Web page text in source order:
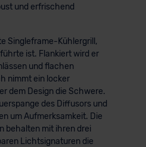
und erfrischend
Singleframe-Kühlergrill,
ist. Flankiert wird er
und flachen
nimmt ein locker
dem Design die Schwere.
des Diffusors und
um Aufmerksamkeit. Die
behalten mit ihren drei
Lichtsignaturen die